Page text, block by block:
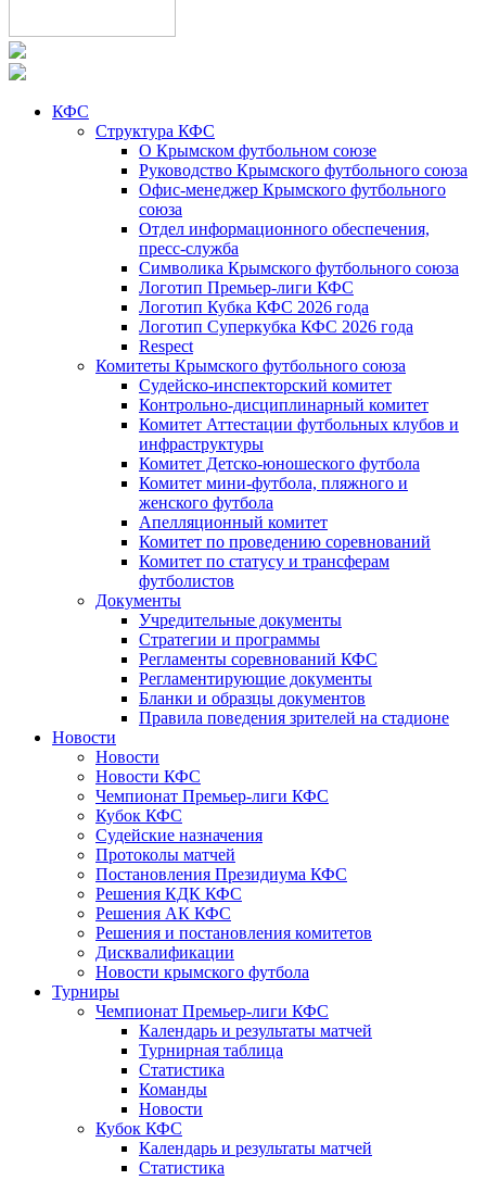
КФС
Структура КФС
О Крымском футбольном союзе
Руководство Крымского футбольного союза
Офис-менеджер Крымского футбольного
союза
Отдел информационного обеспечения,
пресс-служба
Символика Крымского футбольного союза
Логотип Премьер-лиги КФС
Логотип Кубка КФС 2026 года
Логотип Суперкубка КФС 2026 года
Respect
Комитеты Крымского футбольного союза
Судейско-инспекторский комитет
Контрольно-дисциплинарный комитет
Комитет Аттестации футбольных клубов и
инфраструктуры
Комитет Детско-юношеского футбола
Комитет мини-футбола, пляжного и
женского футбола
Апелляционный комитет
Комитет по проведению соревнований
Комитет по статусу и трансферам
футболистов
Документы
Учредительные документы
Стратегии и программы
Регламенты соревнований КФС
Регламентирующие документы
Бланки и образцы документов
Правила поведения зрителей на стадионе
Новости
Новости
Новости КФС
Чемпионат Премьер-лиги КФС
Кубок КФС
Судейские назначения
Протоколы матчей
Постановления Президиума КФС
Решения КДК КФС
Решения АК КФС
Решения и постановления комитетов
Дисквалификации
Новости крымского футбола
Турниры
Чемпионат Премьер-лиги КФС
Календарь и результаты матчей
Турнирная таблица
Статистика
Команды
Новости
Кубок КФС
Календарь и результаты матчей
Статистика